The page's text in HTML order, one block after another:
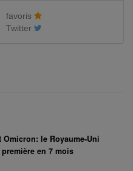
favoris
Twitter
le Royaume-Uni
en 7 mois